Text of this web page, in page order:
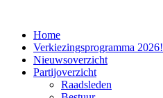
Home
Verkiezingsprogramma 2026!
Nieuwsoverzicht
Partijoverzicht
Raadsleden